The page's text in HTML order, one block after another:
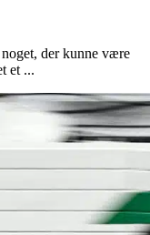
der kunne være
et ...